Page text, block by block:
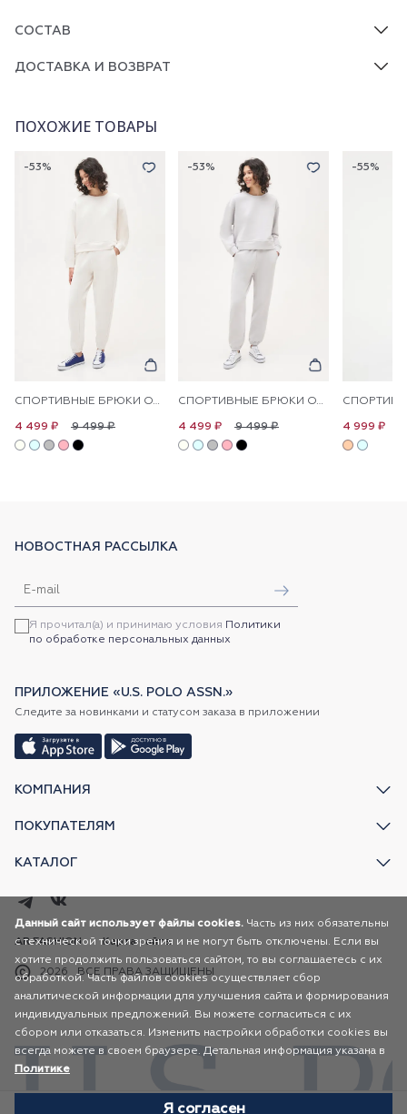
СОСТАВ
ДОСТАВКА И ВОЗВРАТ
ПОХОЖИЕ ТОВАРЫ
-53%
СПОРТИВНЫЕ БРЮКИ ОДНОТОННЫЕ
9 499 ₽
4 499 ₽
-53%
СПОРТИВНЫЕ БРЮКИ ОДНОТОННЫЕ
9 499 ₽
4 499 ₽
-55%
4 999 ₽
КОМПАНИЯ
ПОКУПАТЕЛЯМ
КАТАЛОГ
НОВОСТНАЯ РАССЫЛКА
Я прочитал(а) и принимаю условия Политики
по обработке персональных данных
ПРИЛОЖЕНИЕ «U.S. POLO ASSN.»
Следите за новинками и статусом заказа в приложении
2026 ВСЕ ПРАВА ЗАЩИЩЕНЫ
AR FASHION Карта сайта
Данный сайт использует файлы cookies. Часть из них обязательны
с технической точки зрения и не могут быть отключены. Если вы
хотите продолжить пользоваться сайтом, то вы соглашаетесь с их
обработкой. Часть файлов cookies осуществляет сбор
аналитической информации для улучшения сайта и формирования
индивидуальных предложений. Вы можете согласиться с их
сбором или отказаться. Изменить настройки обработки cookies вы
всегда можете в своем браузере. Детальная информация указана в
Политике
Я согласен